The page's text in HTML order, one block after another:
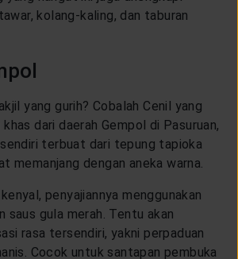
kolang-kaling, dan taburan
yang gurih? Cobalah Cenil yang
khas dari daerah Gempol di Pasuruan,
terbuat dari tepung tapioka
memanjang dengan aneka warna.
penyajiannya menggunakan
saus gula merah. Tentu akan
rasa tersendiri, yakni perpaduan
Cocok untuk santapan pembuka